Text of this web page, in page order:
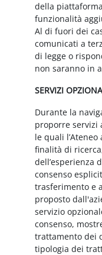
della
funzionalità
Al di fuori dei
comunicati a
di legge o
non saranno in
SERVIZI
Durante la
proporre servizi
le quali
finalità di
dell’esperienza
consenso
trasferimento e
proposto
servizio
consenso,
trattamento dei
tipologia dei